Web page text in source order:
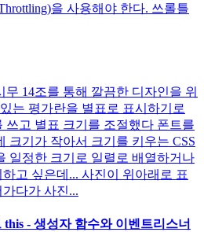
을 사용해야 한다. 쓰롤틀
14조를 통해 깔끔한 디자인을 위
는 평가란을 별표로 표시하기로
쓰고 별표 크기를 조절했다 폰트를
크기가 작아서 크기를 키우는 CSS
일정한 크기로 일렬로 배열하거나
고 싶은데... 사진이 위아래로 표
다가 사진...
this - 생성자 함수와 이벤트리스너